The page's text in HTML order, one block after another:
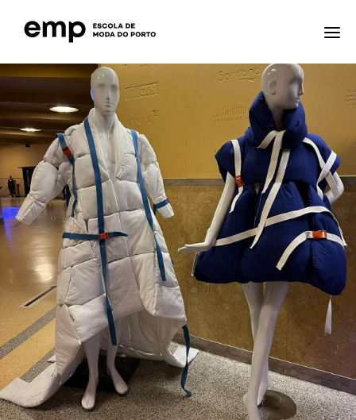
FORMAÇÕES
NOTÍCIAS
EQAVET
CTE – CENTRO TECNOLÓGICO ESPECIALIZADO
CONTACTOS